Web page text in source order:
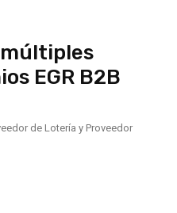
EGR B2B
de Lotería y Proveedor